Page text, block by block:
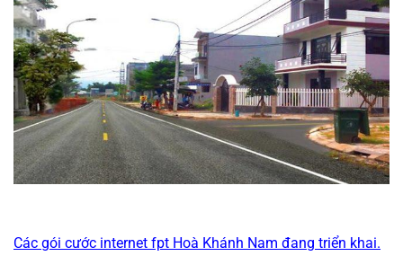
Các gói cước internet fpt Hoà Khánh Nam đang triển khai.